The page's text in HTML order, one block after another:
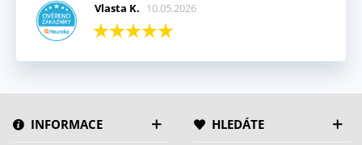
Vlasta K. 10.05.2026
INFORMACE HLEDÁTE